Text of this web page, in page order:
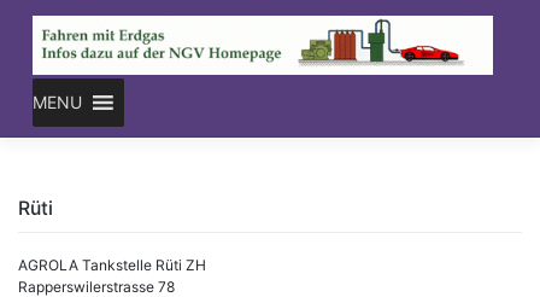
content
MENU
Rüti
AGROLA Tankstelle Rüti ZH
Rapperswilerstrasse 78